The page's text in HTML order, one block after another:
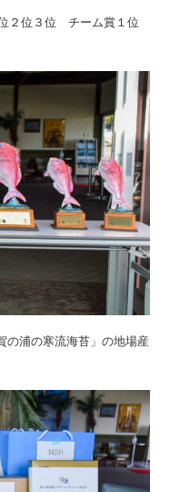
２位３位 チーム賞１位
の浦の寒流海苔」の地場産